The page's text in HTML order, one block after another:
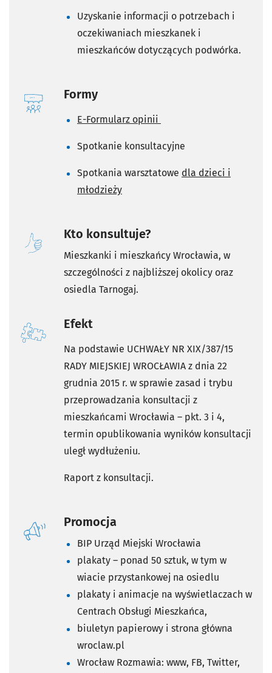
Uzyskanie informacji o potrzebach i
oczekiwaniach mieszkanek i
mieszkańców dotyczących podwórka.
Formy
E-Formularz opinii
Spotkanie konsultacyjne
Spotkania warsztatowe dla dzieci i
młodzieży
Kto konsultuje?
Mieszkanki i mieszkańcy Wrocławia, w
szczególności z najbliższej okolicy oraz
osiedla Tarnogaj.
Efekt
Na podstawie UCHWAŁY NR XIX/387/15
RADY MIEJSKIEJ WROCŁAWIA z dnia 22
grudnia 2015 r. w sprawie zasad i trybu
przeprowadzania konsultacji z
mieszkańcami Wrocławia – pkt. 3 i 4,
termin opublikowania wyników konsultacji
uległ wydłużeniu.
Raport z konsultacji.
Promocja
BIP Urząd Miejski Wrocławia
plakaty – ponad 50 sztuk, w tym w
wiacie przystankowej na osiedlu
plakaty i animacje na wyświetlaczach w
Centrach Obsługi Mieszkańca,
biuletyn papierowy i strona główna
wroclaw.pl
Wrocław Rozmawia: www, FB, Twitter,